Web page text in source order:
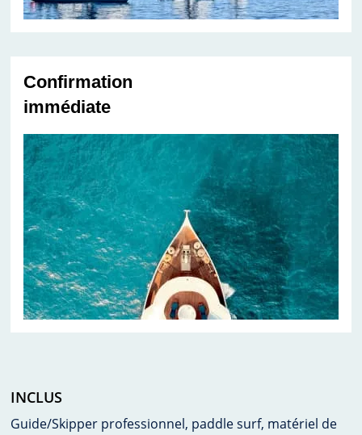
Confirmation
immédiate
INCLUS
Guide/Skipper professionnel, paddle surf, matériel de